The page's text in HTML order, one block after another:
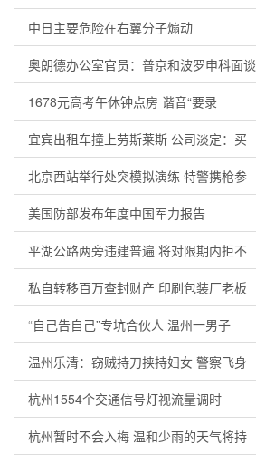
中日主要危险在右翼分子煽动
奥朗德办公室官员：普京和波罗申科面谈
1678元高考午休钟点房 谐音“要录
宜宾出租车撞上劳斯莱斯 公司淡定：买
北京西站举行处突模拟演练 特警携枪参
美国防部发布年度中国军力报告
平湖公路两旁违建普遍 将对限期内拒不
私自转移百万查封财产 印刷包装厂老板
“自己告自己”专坑合伙人 温州一男子
温州乐清：窃贼持刀挟持妇女 警察飞身
杭州1554个交通信号灯视流量调时
杭州暂时不会入梅 温和少雨的天气将持